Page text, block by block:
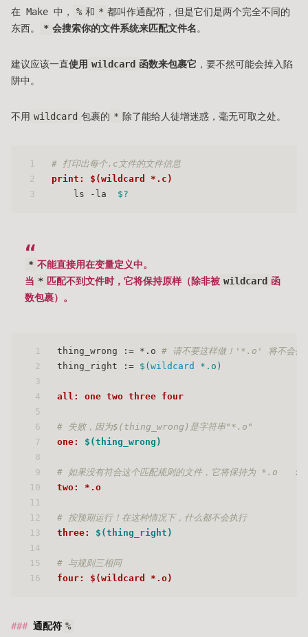
在 Make 中， % 和 * 都叫作通配符，但是它们是两个完全不同的
东西。
* 会搜索你的文件系统来匹配文件名。
建议应该一直使用 wildcard 函数来包裹它 ，要不然可能会掉入陷
阱中。
不用 wildcard 包裹的 * 除了能给人徒增迷惑，毫无可取之处。
1
2
3
# 打印出每个.c文件的文件信息
print: $(wildcard *.c)
    ls -la
$?
* 不能直接用在变量定义中。
当 * 匹配不到文件时，它将保持原样（除非被 wildcard 函
数包裹）。
1
2
3
4
5
6
7
8
9
10
11
12
13
14
15
16
thing_wrong := *.o # 请不要这样做！'*.o' 将不会被
thing_right := $( wildcard *.o)
all: one two three four
# 失败，因为$(thing_wrong)是字符串"*.o"
one: $(thing_wrong)
# 如果没有符合这个匹配规则的文件，它将保持为 *.o   :(
two: *.o
# 按预期运行！在这种情况下，什么都不会执行
three: $(thing_right)
# 与规则三相同
four: $(wildcard *.o)
通配符 %